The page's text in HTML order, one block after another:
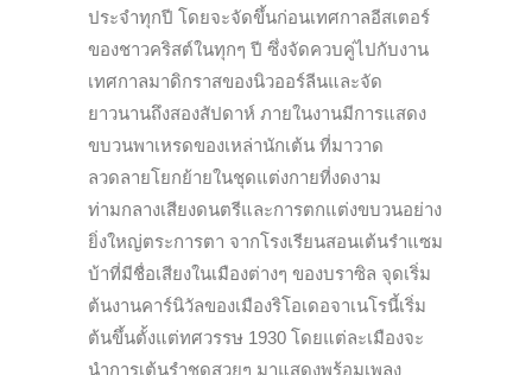
ประจำทุกปี โดยจะจัดขึ้นก่อนเทศกาลอีสเตอร์
ของชาวคริสต์ในทุกๆ ปี ซึ่งจัดควบคู่ไปกับงาน
เทศกาลมาดิกราสของนิวออร์ลีนและจัด
ยาวนานถึงสองสัปดาห์ ภายในงานมีการแสดง
ขบวนพาเหรดของเหล่านักเต้น ที่มาวาด
ลวดลายโยกย้ายในชุดแต่งกายที่งดงาม
ท่ามกลางเสียงดนตรีและการตกแต่งขบวนอย่าง
ยิ่งใหญ่ตระการตา จากโรงเรียนสอนเต้นรำแซม
บ้าที่มีชื่อเสียงในเมืองต่างๆ ของบราซิล จุดเริ่ม
ต้นงานคาร์นิวัลของเมืองริโอเดอจาเนโรนี้เริ่ม
ต้นขึ้นตั้งแต่ทศวรรษ 1930 โดยแต่ละเมืองจะ
นำการเต้นรำชุดสวยๆ มาแสดงพร้อมเพลง